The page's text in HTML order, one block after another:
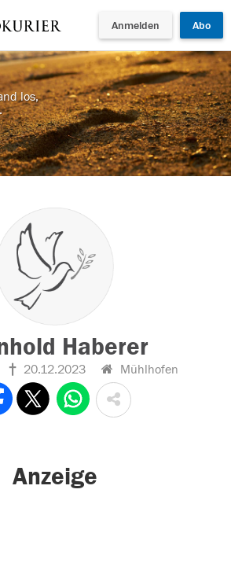
Anmelden Abo
los,
Haberer
20.12.2023 Mühlhofen
Anzeige